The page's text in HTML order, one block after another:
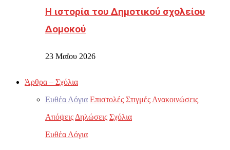
Η ιστορία του Δημοτικού σχολείου
Δομοκού
23 Μαΐου 2026
Άρθρα – Σχόλια
Ευθέα Λόγια Επιστολές Στιγμές Ανακοινώσεις
Απόψεις Δηλώσεις Σχόλια
Ευθέα Λόγια